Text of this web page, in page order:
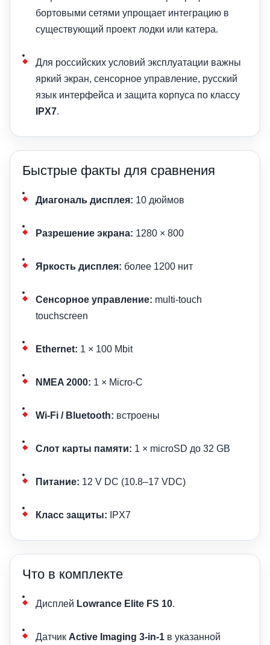
бортовыми сетями упрощает интеграцию в
существующий проект лодки или катера.
Для российских условий эксплуатации важны
яркий экран, сенсорное управление, русский
язык интерфейса и защита корпуса по классу
IPX7.
Быстрые факты для сравнения
Диагональ дисплея: 10 дюймов
Разрешение экрана: 1280 × 800
Яркость дисплея: более 1200 нит
Сенсорное управление: multi-touch
touchscreen
Ethernet: 1 × 100 Mbit
NMEA 2000: 1 × Micro-C
Wi-Fi / Bluetooth: встроены
Слот карты памяти: 1 × microSD до 32 GB
Питание: 12 V DC (10.8–17 VDC)
Класс защиты: IPX7
Что в комплекте
Дисплей Lowrance Elite FS 10.
Датчик Active Imaging 3-in-1 в указанной